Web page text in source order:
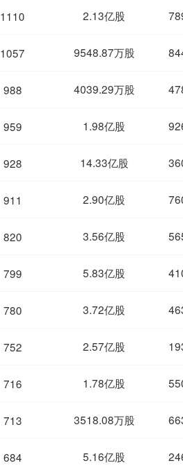
1110 2.13亿股
1057 9548.87万股
988 4039.29万股
959 1.98亿股
928 14.33亿股
911 2.90亿股
820 3.56亿股
799 5.83亿股
780 3.72亿股
752 2.57亿股
716 1.78亿股
713 3518.08万股
684 5.16亿股